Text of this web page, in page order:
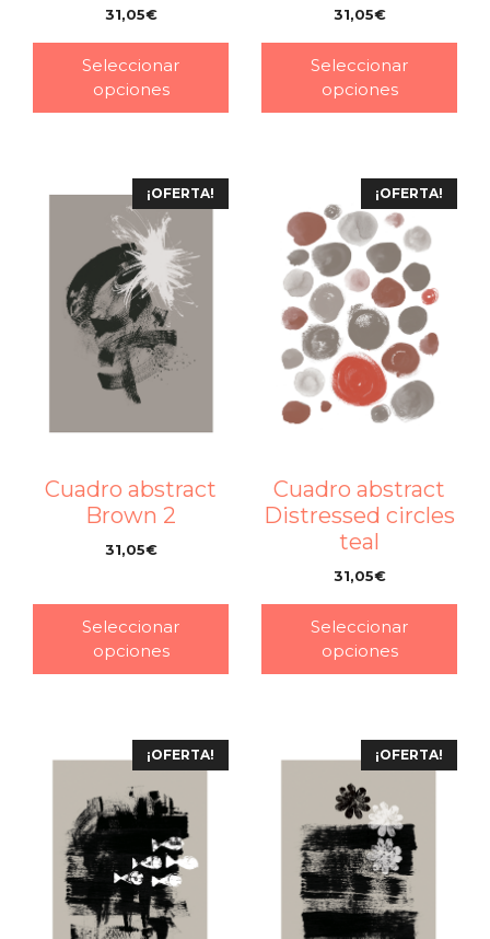
31,05€
Seleccionar
opciones
31,05€
Seleccionar
opciones
¡OFERTA!
Cuadro abstract
Brown 2
31,05€
Seleccionar
opciones
¡OFERTA!
Cuadro abstract
Distressed circles
teal
31,05€
Seleccionar
opciones
¡OFERTA! ¡OFERTA!